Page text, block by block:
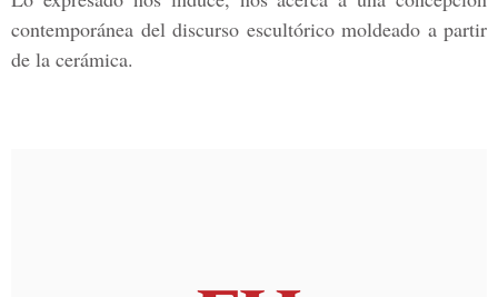
contemporánea del discurso escultórico moldeado a partir
de la cerámica.